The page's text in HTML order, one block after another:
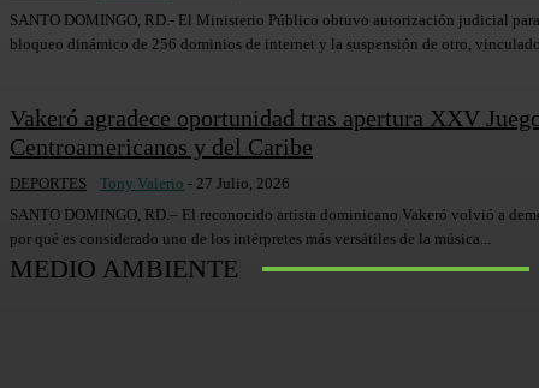
SANTO DOMINGO, RD.- El Ministerio Público obtuvo autorización judicial
bloqueo dinámico de 256 dominios de internet y la suspensión de otro,
Vakeró agradece oportunidad tras apertura XXV
Centroamericanos y del Caribe
DEPORTES Tony Valerio - 27 Julio, 2026
SANTO DOMINGO, RD.– El reconocido artista dominicano Vakeró volvió a
por qué es considerado uno de los intérpretes más versátiles de la música...
MEDIO AMBIENTE